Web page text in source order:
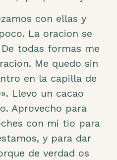
con ellas y
La oracion se
todas formas me
Me quedo sin
en la capilla de
Llevo un cacao
Aprovecho para
con mi tio para
y para dar
de verdad os